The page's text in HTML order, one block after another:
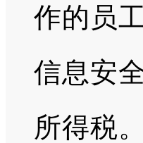
作的员
信息安
所得税